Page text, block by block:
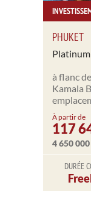
PHUKET
à flanc
Kamala
À partir de
117
4 650
DURÉE